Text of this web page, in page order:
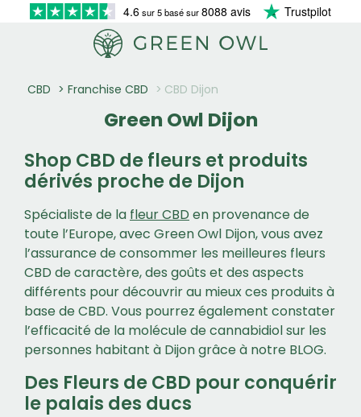
4.6sur 5 basé sur8088 avis Trustpilot
CBD Franchise CBD CBD Dijon
Green Owl Dijon
Shop CBD de fleurs et produits
dérivés proche de Dijon
Spécialiste de la fleur CBD en provenance de
toute l’Europe, avec Green Owl Dijon, vous avez
l’assurance de consommer les meilleures fleurs
CBD de caractère, des goûts et des aspects
différents pour découvrir au mieux ces produits à
base de CBD. Vous pourrez également constater
l’efficacité de la molécule de cannabidiol sur les
personnes habitant à Dijon grâce à notre BLOG.
Des Fleurs de CBD pour conquérir
le palais des ducs